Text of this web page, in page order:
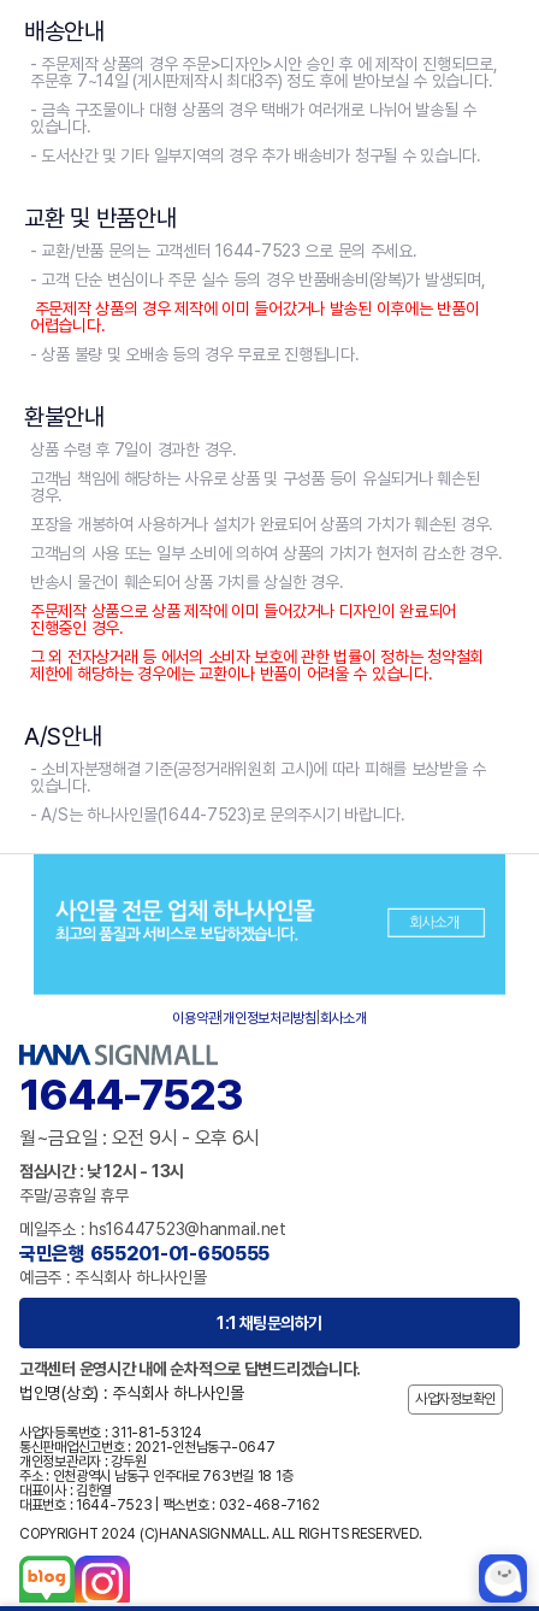
배송안내
- 주문제작 상품의 경우 주문>디자인>시안 승인 후 에 제작이 진행되므로,
주문후 7~14일 (게시판제작시 최대3주) 정도 후에 받아보실 수 있습니다.
- 금속 구조물이나 대형 상품의 경우 택배가 여러개로 나뉘어 발송될 수
있습니다.
- 도서산간 및 기타 일부지역의 경우 추가 배송비가 청구될 수 있습니다.
교환 및 반품안내
- 교환/반품 문의는 고객센터 1644-7523 으로 문의 주세요.
- 고객 단순 변심이나 주문 실수 등의 경우 반품배송비(왕복)가 발생되며,
주문제작 상품의 경우 제작에 이미 들어갔거나 발송된 이후에는 반품이
어렵습니다.
- 상품 불량 및 오배송 등의 경우 무료로 진행됩니다.
환불안내
상품 수령 후 7일이 경과한 경우.
고객님 책임에 해당하는 사유로 상품 및 구성품 등이 유실되거나 훼손된
경우.
포장을 개봉하여 사용하거나 설치가 완료되어 상품의 가치가 훼손된 경우.
고객님의 사용 또는 일부 소비에 의하여 상품의 가치가 현저히 감소한 경우.
반송시 물건이 훼손되어 상품 가치를 상실한 경우.
주문제작 상품으로 상품 제작에 이미 들어갔거나 디자인이 완료되어
진행중인 경우.
그 외 전자상거래 등 에서의 소비자 보호에 관한 법률이 정하는 청약철회
제한에 해당하는 경우에는 교환이나 반품이 어려울 수 있습니다.
A/S안내
- 소비자분쟁해결 기준(공정거래위원회 고시)에 따라 피해를 보상받을 수
있습니다.
- A/S는 하나사인몰(1644-7523)로 문의주시기 바랍니다.
이용약관|개인정보처리방침 회사소개
1644-7523
월~금요일 : 오전 9시 - 오후 6시
점심시간 : 낮 12시 - 13시
주말/공휴일 휴무
메일주소 : hs16447523@hanmail.net
국민은행 655201-01-650555
예금주 : 주식회사 하나사인몰
1:1 채팅문의하기
고객센터 운영시간 내에 순차적으로 답변드리겠습니다.
법인명(상호) : 주식회사 하나사인몰
사업자정보확인
사업자등록번호 : 311-81-53124
통신판매업신고번호 : 2021-인천남동구-0647
개인정보관리자 : 강두원
주소 : 인천광역시 남동구 인주대로 763번길 18 1층
대표이사 : 김한열
대표번호 : 1644-7523 | 팩스번호 : 032-468-7162
COPYRIGHT 2024 (C)HANASIGNMALL. ALL RIGHTS RESERVED.